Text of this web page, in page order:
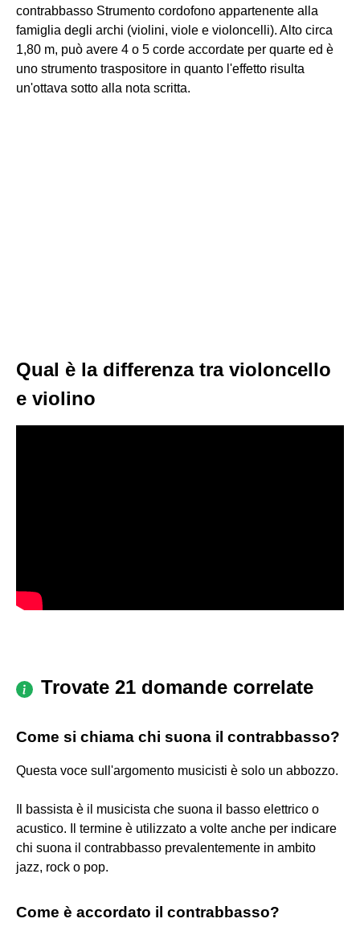
contrabbasso Strumento cordofono appartenente alla
famiglia degli archi (violini, viole e violoncelli). Alto circa
1,80 m, può avere 4 o 5 corde accordate per quarte ed è
uno strumento traspositore in quanto l'effetto risulta
un'ottava sotto alla nota scritta.
Qual è la differenza tra violoncello
e violino
Trovate 21 domande correlate
Come si chiama chi suona il contrabbasso?
Questa voce sull'argomento musicisti è solo un abbozzo.
Il bassista è il musicista che suona il basso elettrico o
acustico. Il termine è utilizzato a volte anche per indicare
chi suona il contrabbasso prevalentemente in ambito
jazz, rock o pop.
Come è accordato il contrabbasso?